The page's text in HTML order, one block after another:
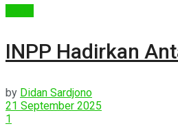
INPP Hadirkan
by Didan Sardjono
21 September 2025
1